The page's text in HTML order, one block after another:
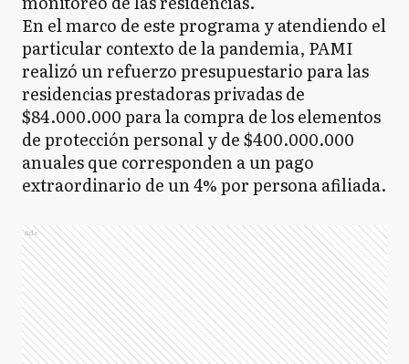
En el marco de este programa y atendiendo el
particular contexto de la pandemia, PAMI
realizó un refuerzo presupuestario para las
residencias prestadoras privadas de
$84.000.000 para la compra de los elementos
de protección personal y de $400.000.000
anuales que corresponden a un pago
extraordinario de un 4% por persona afiliada.
Ads